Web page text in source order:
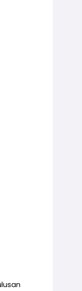
Jika
dan
untuk
serta